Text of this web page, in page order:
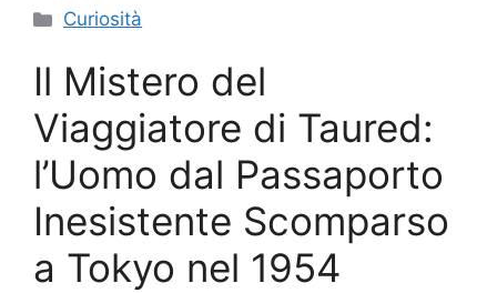
Categorie
Curiosità
Il Mistero del
Viaggiatore di Taured:
l’Uomo dal Passaporto
Inesistente Scomparso
a Tokyo nel 1954